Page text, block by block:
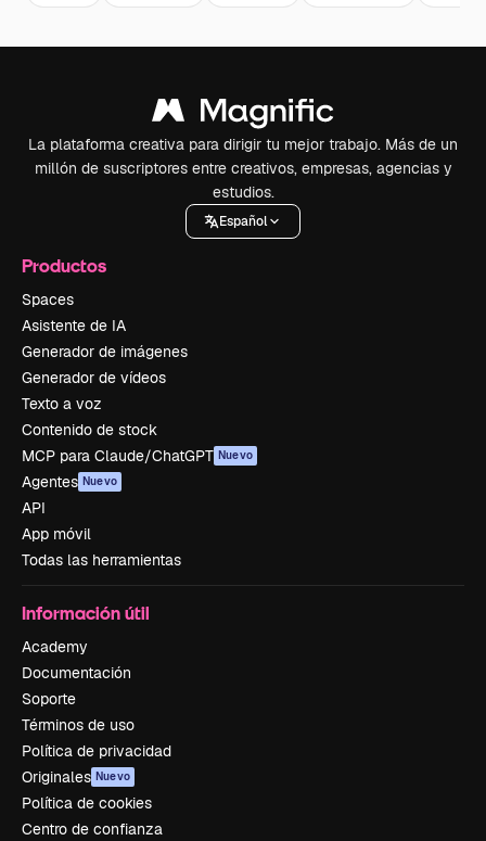
La plataforma creativa para dirigir tu mejor trabajo. Más de un
millón de suscriptores entre creativos, empresas, agencias y
estudios.
Español
Productos
Spaces
Asistente de IA
Generador de imágenes
Generador de vídeos
Texto a voz
Contenido de stock
MCP para Claude/ChatGPT Nuevo
Agentes Nuevo
API
App móvil
Todas las herramientas
Información útil
Academy
Documentación
Soporte
Términos de uso
Política de privacidad
Originales Nuevo
Política de cookies
Centro de confianza